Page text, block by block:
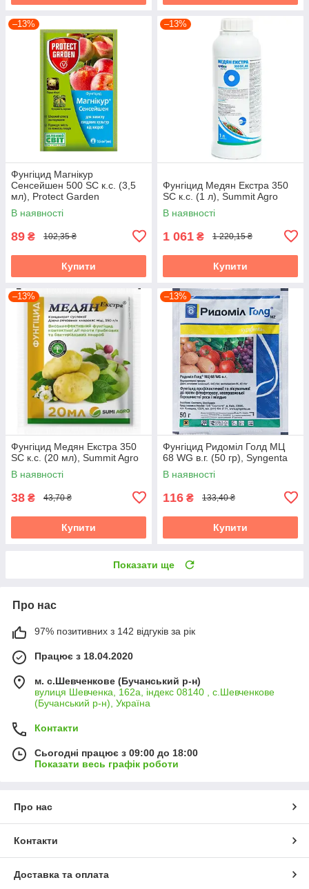
–13%
Фунгіцид Магнікур
Сенсейшен 500 SC к.с. (3,5
мл), Protect Garden
В наявності
89 ₴ 102,35 ₴
Купити
–13%
Фунгіцид Медян Екстра 350
SC к.с. (1 л), Summit Agro
В наявності
1 061 ₴ 1 220,15 ₴
Купити
–13%
Фунгіцид Медян Екстра 350
SC к.с. (20 мл), Summit Agro
В наявності
38 ₴ 43,70 ₴
Купити
–13%
Фунгіцид Ридоміл Голд МЦ
68 WG в.г. (50 гр), Syngenta
В наявності
116 ₴ 133,40 ₴
Купити
Показати ще
Про нас
97% позитивних з 142 відгуків за рік
Працює з 18.04.2020
м. с.Шевченкове (Бучанський р-н)
вулиця Шевченка, 162а, індекс 08140 , с.Шевченкове
(Бучанський р-н), Україна
Контакти
Сьогодні працює з 09:00 до 18:00
Показати весь графік роботи
Про нас
Контакти
Доставка та оплата